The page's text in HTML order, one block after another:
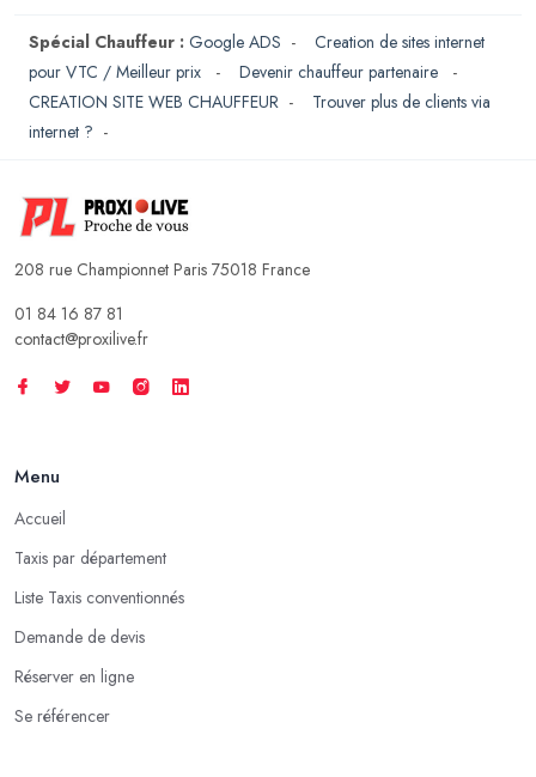
Spécial Chauffeur : Google ADS - Creation de sites internet
pour VTC / Meilleur prix
- Devenir chauffeur partenaire
-
CREATION SITE WEB CHAUFFEUR - Trouver plus de clients via
internet ? -
208 rue Championnet Paris 75018 France
01 84 16 87 81
contact@proxilive.fr
Menu
Accueil
Taxis par département
Liste Taxis conventionnés
Demande de devis
Réserver en ligne
Se référencer